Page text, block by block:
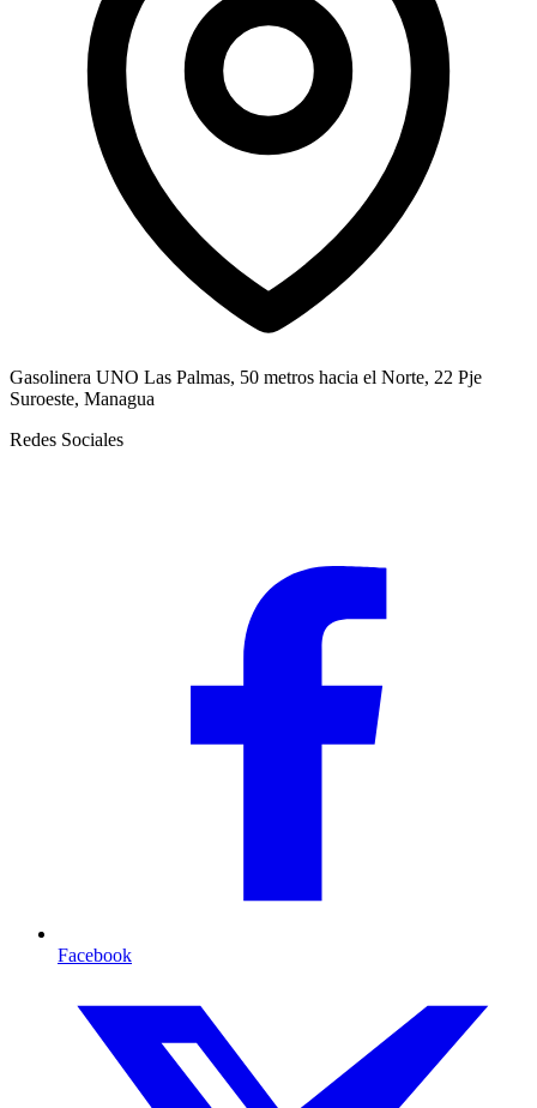
Gasolinera UNO Las Palmas, 50 metros hacia el Norte, 22 Pje
Suroeste, Managua
Redes Sociales
Facebook